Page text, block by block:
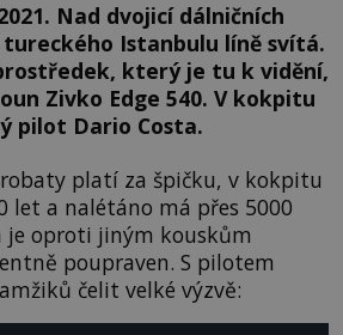
Nad dvojicí dálničních
Istanbulu líně svítá.
který je tu k vidění,
Zivko Edge 540. V kokpitu
pilot Dario Costa.
platí za špičku, v kokpitu
let a nalétáno má přes 5000
je oproti jiným kouskům
poupraven. S pilotem
čelit velké výzvě: